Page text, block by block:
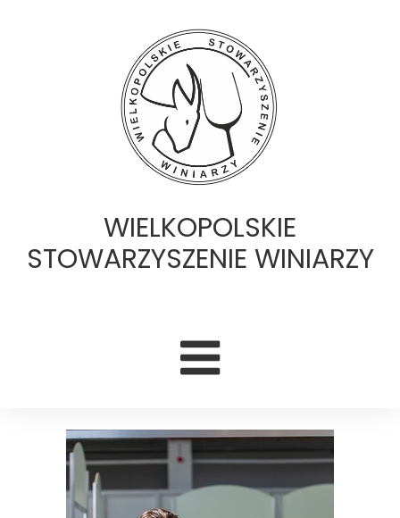
WIELKOPOLSKIE
STOWARZYSZENIE WINIARZY